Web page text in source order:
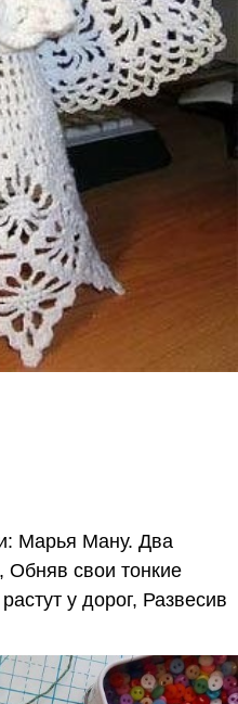
Марья Ману. Два
Обняв свои тонкие
у дорог, Развесив